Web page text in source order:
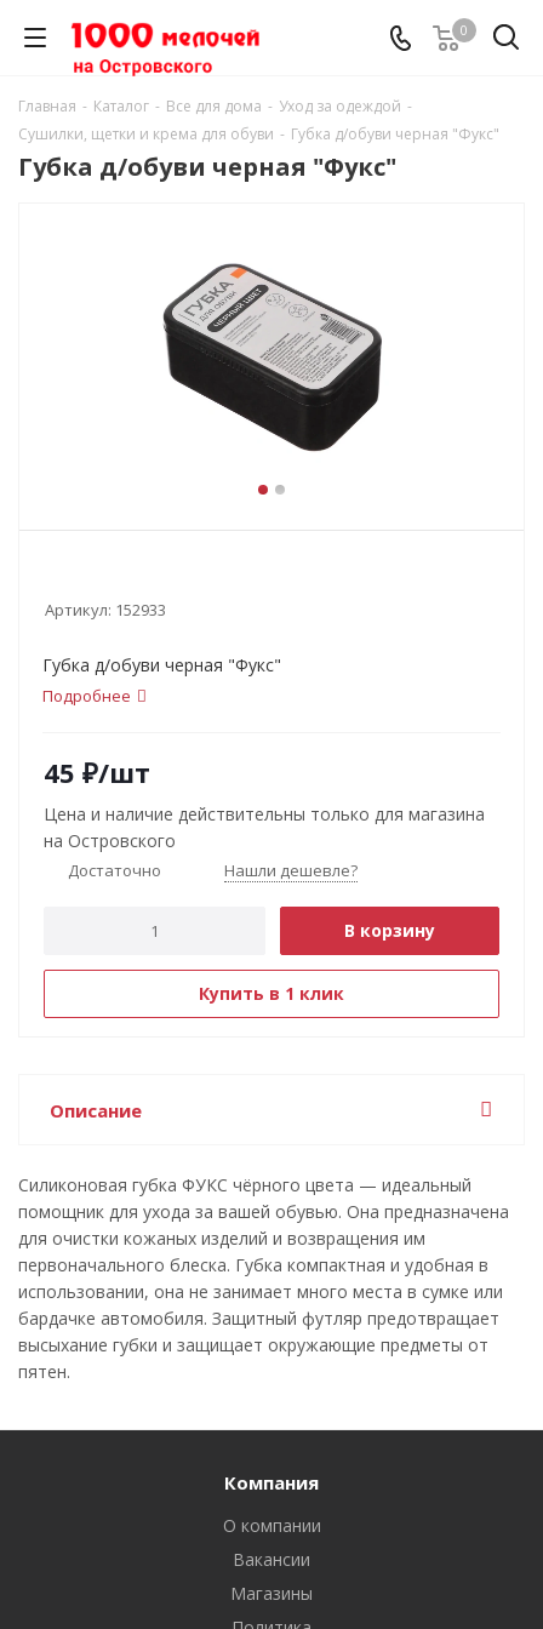
0
Главная - Каталог - Все для дома - Уход за одеждой -
Сушилки, щетки и крема для обуви - Губка д/обуви черная "Фукс"
Губка д/обуви черная "Фукс"
Артикул: 152933
Губка д/обуви черная "Фукс"
Подробнее
45 ₽/шт
Цена и наличие действительны только для магазина
на Островского
Достаточно Нашли дешевле?
В корзину
Купить в 1 клик
Описание
Силиконовая губка ФУКС чёрного цвета — идеальный
помощник для ухода за вашей обувью. Она предназначена
для очистки кожаных изделий и возвращения им
первоначального блеска. Губка компактная и удобная в
использовании, она не занимает много места в сумке или
бардачке автомобиля. Защитный футляр предотвращает
высыхание губки и защищает окружающие предметы от
пятен.
Компания
О компании
Вакансии
Магазины